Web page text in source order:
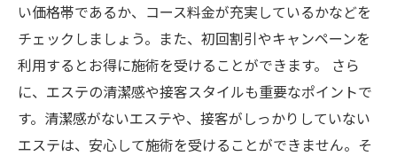
い価格帯であるか、コース料金が充実しているかなどを
チェックしましょう。また、初回割引やキャンペーンを
利用するとお得に施術を受けることができます。 さら
に、エステの清潔感や接客スタイルも重要なポイントで
す。清潔感がないエステや、接客がしっかりしていない
エステは、安心して施術を受けることができません。そ